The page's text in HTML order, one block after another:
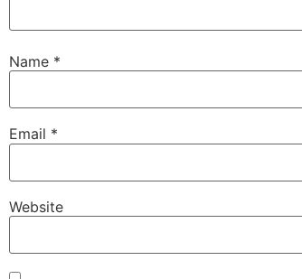
Name *
Email *
Website